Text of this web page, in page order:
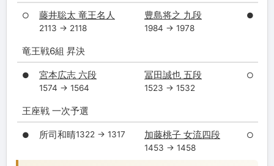
○ 藤井聡太 竜王名人
2113 → 2118
豊島将之 九段
1984 → 1978
●
竜王戦6組 昇決
● 宮本広志 六段
1574 → 1564
冨田誠也 五段
1523 → 1532
○
王座戦 一次予選
● 所司和晴1322 → 1317 加藤桃子 女流四段
1453 → 1458
○